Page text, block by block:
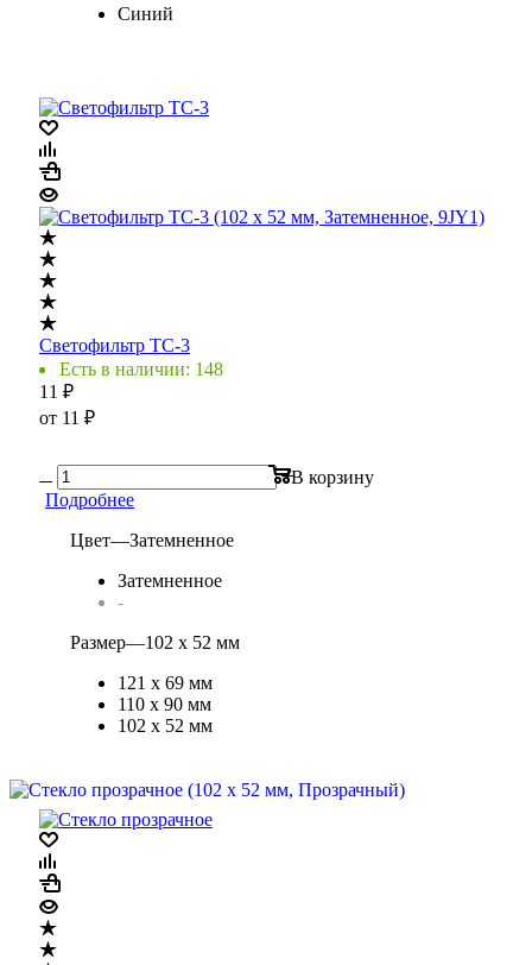
Синий
Светофильтр ТС-3
Есть в наличии: 148
11 ₽
от 11 ₽
В корзину
Подробнее
Цвет—Затемненное
Затемненное
-
Размер—102 х 52 мм
121 х 69 мм
110 х 90 мм
102 х 52 мм